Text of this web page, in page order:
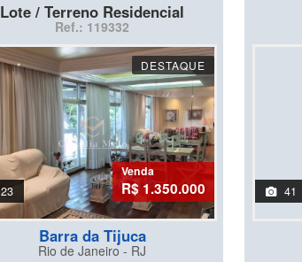
Lote / Terreno Residencial
Ref.: 119332
DESTAQUE
23
Venda
R$ 1.350.000
Barra da Tijuca
Rio de Janeiro - RJ
41